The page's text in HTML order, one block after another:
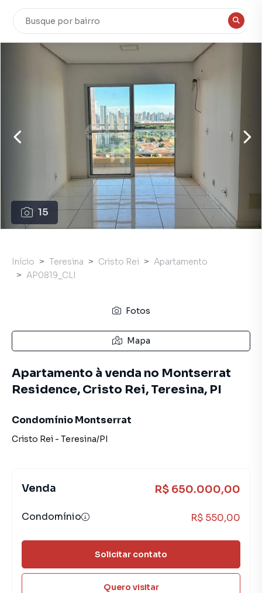
15
Início Teresina Cristo Rei
Apartamento
AP0819_CLI
Fotos
Mapa
Apartamento à venda no Montserrat
Residence, Cristo Rei, Teresina, PI
Condomínio Montserrat
Cristo Rei - Teresina/PI
Venda R$ 650.000,00
Condomínio R$ 550,00
Solicitar contato
Quero visitar